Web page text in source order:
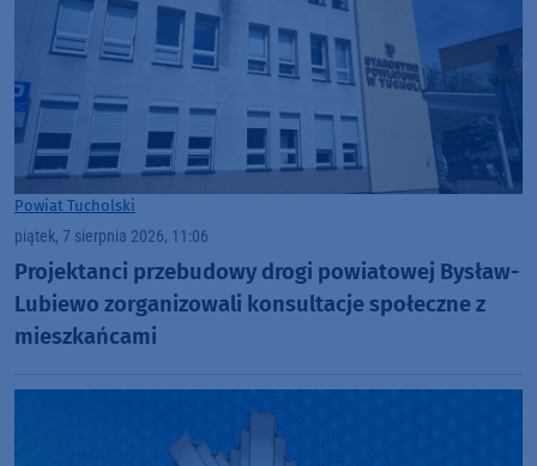
Powiat Tucholski
piątek, 7 sierpnia 2026, 11:06
Projektanci przebudowy drogi powiatowej Bysław-
Lubiewo zorganizowali konsultacje społeczne z
mieszkańcami